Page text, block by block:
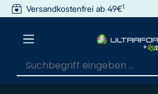
springen
Versandkostenfrei ab 49€1